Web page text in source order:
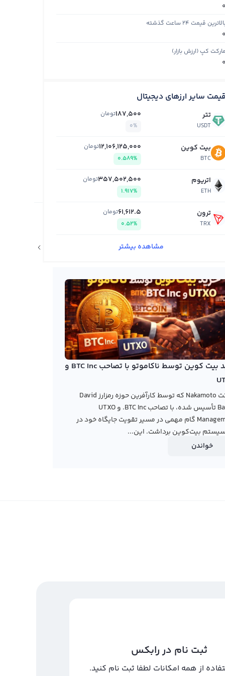
خرید بیت کوین توسط ناکاموتو با تصاحب BTC Inc و
شرکت Nakamoto که توسط کارآفرین حوزه رمزارز David
Bailey تأسیس شده، با تصاحب BTC Inc. و UTXO
Management گام مهمی در مسیر تقویت جایگاه خود در
بیت‌کوین برداشت. این...
خواندن
ثبت نام در رابکس
از همه امکانات لطفا ثبت نام کنید.
0
قیمت ۲۴ ساعت گذشته
0
مارکت کپ (ارزش بازار)
0
قیمت سایر ارزهای دیجیتال
تتر
USDT
187,500تومان
0%
بیت کوین
BTC
12,106,125,000تومان
0.589%
اتریوم
ETH
357,502,500تومان
1.917%
ترون
TRX
61,612.5تومان
0.52%
مشاهده بیشتر